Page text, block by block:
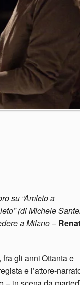
su “Amleto a
(di Michele
a Milano–
fra gli anni Ottanta e
e l’attore-